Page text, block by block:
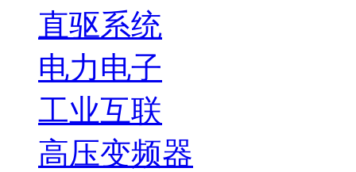
直驱系统
电力电子
工业互联
高压变频器